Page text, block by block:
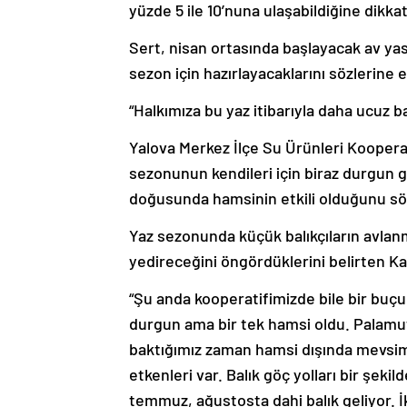
yüzde 5 ile 10’nuna ulaşabildiğine
Sert, nisan ortasında başlayacak av
sezon için hazırlayacaklarını sözlerine
“Halkımıza bu yaz itibarıyla daha ucuz
Yalova Merkez İlçe Su Ürünleri
sezonunun kendileri için biraz durgun
doğusunda hamsinin etkili olduğunu
Yaz sezonunda küçük balıkçıların
yedireceğini öngördüklerini belirten
“Şu anda kooperatifimizde bile bir
durgun ama bir tek hamsi oldu.
baktığımız zaman hamsi dışında
etkenleri var. Balık göç yolları bir
temmuz, ağustosta dahi balık geliyor.